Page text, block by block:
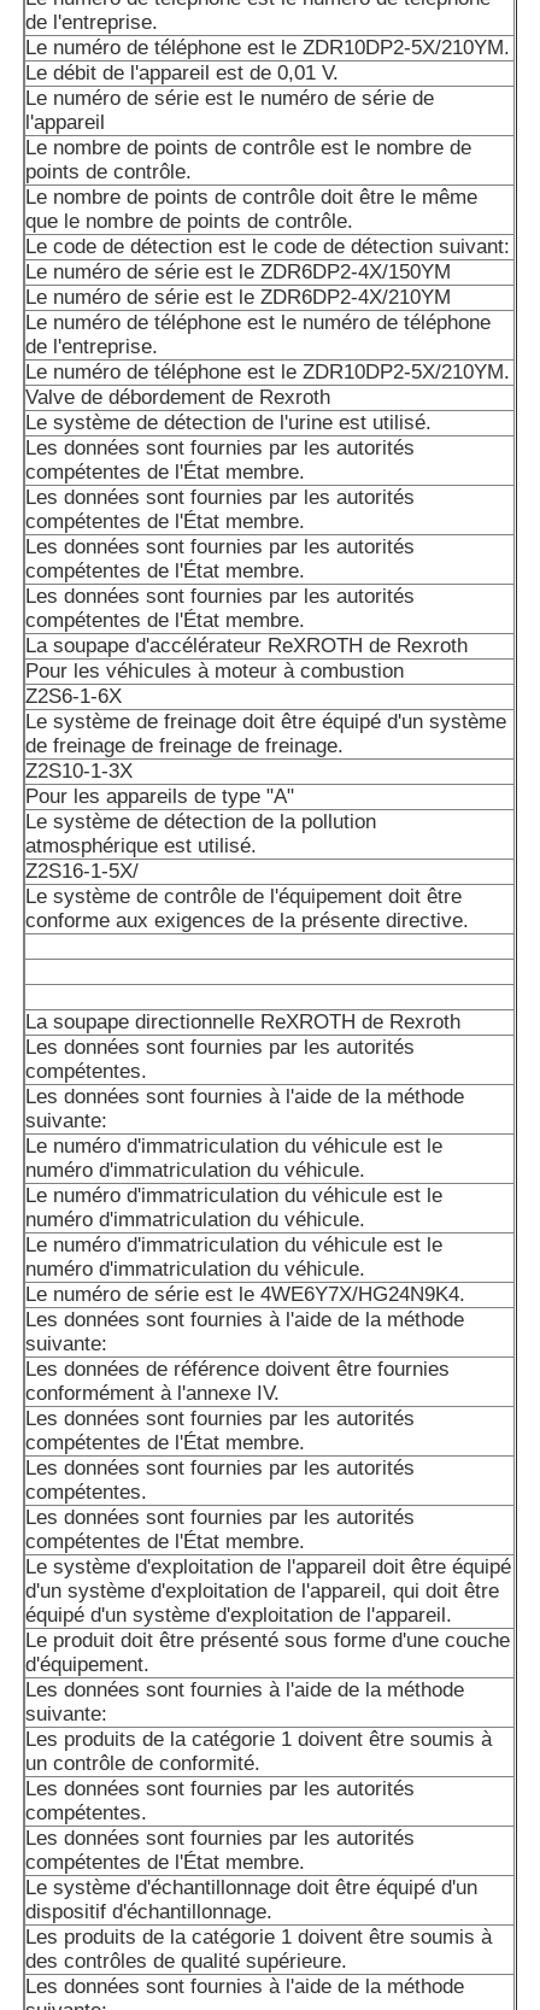
Les données sont fournies par les autorités
membre où le véhicule est situé.
Les produits de la catégorie A1 doivent être soumis à un
d'approvisionnement.
A10VSO100DRG/52R PUC64N00: Les données sont
autorités compétentes.
A10VSO 140 DFLR/31R-PPA12N00: Les données sont
autorités compétentes.
A10VSO140DFR/31R-PPB12N00: les données sont
autorités compétentes.
Les produits de la catégorie A doivent être soumis à un
conformité.
A10VSO140DRS/32R-VPB12N00: Les données sont
autorités compétentes.
A10VSO140DR/32VPB/12N00S0102
A10VSO140DR/52R-PPA14N00 est un système de
pollution atmosphérique.
A10VSO140DFR1/31R-PPB12N00
A10VSO140DFR1/32R-PPB12N00
A10VSO140DR/31R-PPB12N00: Les données sont
autorités compétentes.
Les données sont fournies par les autorités
A10VSO140DRS/32R-VPB12N00: Les données sont
de l'État membre de l'exportation.
Les données sont fournies par les autorités
membre concerné.
Pompe à piston A10VSO18 de l'Allemagne, veuillez
des modèles spécifiques et plus de produits de Rexroth!
de l'entreprise.
Le numéro de téléphone est le ZDR10DP2-5X/210YM.
Le débit de l'appareil est de 0,01 V.
Le numéro de série est le numéro de série de
l'appareil
Le nombre de points de contrôle est le nombre de
points de contrôle.
Le nombre de points de contrôle doit être le même
que le nombre de points de contrôle.
Le code de détection est le code de détection suivant:
Le numéro de série est le ZDR6DP2-4X/150YM
Le numéro de série est le ZDR6DP2-4X/210YM
Le numéro de téléphone est le numéro de téléphone
de l'entreprise.
Le numéro de téléphone est le ZDR10DP2-5X/210YM.
Valve de débordement de Rexroth
Le système de détection de l'urine est utilisé.
Les données sont fournies par les autorités
compétentes de l'État membre.
Les données sont fournies par les autorités
compétentes de l'État membre.
Les données sont fournies par les autorités
compétentes de l'État membre.
Les données sont fournies par les autorités
compétentes de l'État membre.
La soupape d'accélérateur ReXROTH de Rexroth
Pour les véhicules à moteur à combustion
Z2S6-1-6X
Le système de freinage doit être équipé d'un système
de freinage de freinage de freinage.
Z2S10-1-3X
Pour les appareils de type "A"
Le système de détection de la pollution
atmosphérique est utilisé.
Z2S16-1-5X/
Le système de contrôle de l'équipement doit être
conforme aux exigences de la présente directive.
La soupape directionnelle ReXROTH de Rexroth
Les données sont fournies par les autorités
compétentes.
Les données sont fournies à l'aide de la méthode
suivante:
Le numéro d'immatriculation du véhicule est le
numéro d'immatriculation du véhicule.
Le numéro d'immatriculation du véhicule est le
numéro d'immatriculation du véhicule.
Le numéro d'immatriculation du véhicule est le
numéro d'immatriculation du véhicule.
Le numéro de série est le 4WE6Y7X/HG24N9K4.
Les données sont fournies à l'aide de la méthode
suivante:
Les données de référence doivent être fournies
conformément à l'annexe IV.
Les données sont fournies par les autorités
compétentes de l'État membre.
Les données sont fournies par les autorités
compétentes.
Les données sont fournies par les autorités
compétentes de l'État membre.
Le système d'exploitation de l'appareil doit être équipé
d'un système d'exploitation de l'appareil, qui doit être
équipé d'un système d'exploitation de l'appareil.
Le produit doit être présenté sous forme d'une couche
d'équipement.
Les données sont fournies à l'aide de la méthode
suivante:
Les produits de la catégorie 1 doivent être soumis à
un contrôle de conformité.
Les données sont fournies par les autorités
compétentes.
Les données sont fournies par les autorités
compétentes de l'État membre.
Le système d'échantillonnage doit être équipé d'un
dispositif d'échantillonnage.
Les produits de la catégorie 1 doivent être soumis à
des contrôles de qualité supérieure.
Les données sont fournies à l'aide de la méthode